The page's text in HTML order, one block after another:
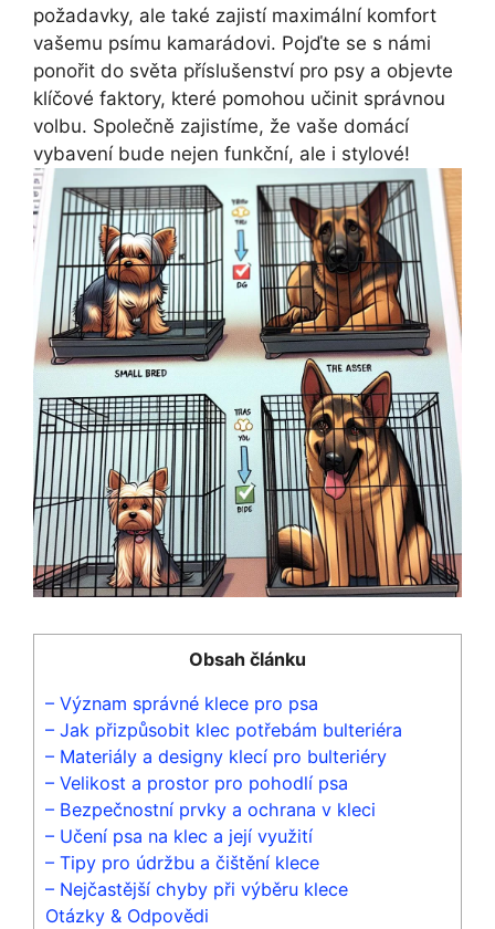
požadavky, ale také zajistí maximální komfort
vašemu psímu kamarádovi. Pojďte se s námi
ponořit do světa příslušenství pro psy a objevte
klíčové faktory, které pomohou učinit správnou
volbu. Společně zajistíme, že vaše domácí
vybavení bude nejen funkční, ale i stylové!
Obsah článku
– Význam správné klece pro psa
– Jak přizpůsobit klec potřebám bulteriéra
– Materiály a designy klecí pro bulteriéry
– Velikost a prostor pro pohodlí psa
– Bezpečnostní prvky a ochrana v kleci
– Učení psa na klec a její využití
– Tipy pro údržbu a čištění klece
– Nejčastější chyby při výběru klece
Otázky & Odpovědi